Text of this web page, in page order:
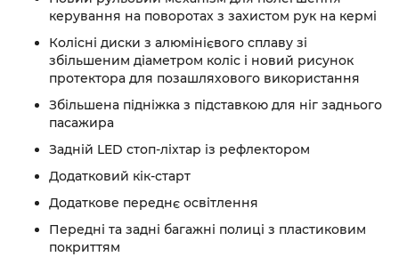
керування на поворотах з захистом рук на кермі
Колісні диски з алюмінієвого сплаву зі
збільшеним діаметром коліс і новий рисунок
протектора для позашляхового використання
Збільшена підніжка з підставкою для ніг заднього
пасажира
Задній LED стоп-ліхтар із рефлектором
Додатковий кік-старт
Додаткове переднє освітлення
Передні та задні багажні полиці з пластиковим
покриттям